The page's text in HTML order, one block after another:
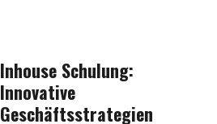
Inhouse Schulung:
Innovative
Geschäftsstrategien